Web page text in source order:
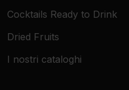
Cocktails Ready to Drink
Dried Fruits
I nostri cataloghi